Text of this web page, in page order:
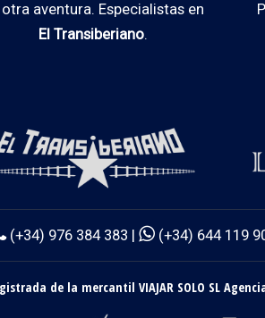
otra aventura. Especialistas en
El Transiberiano.
(+34) 976 384 383 | (+34) 644 119
de la mercantil VIAJAR SOLO SL